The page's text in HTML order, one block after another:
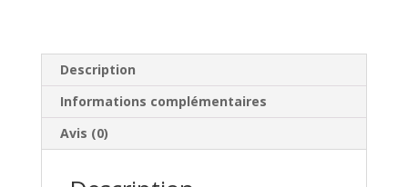
Description
Informations complémentaires
Avis (0)